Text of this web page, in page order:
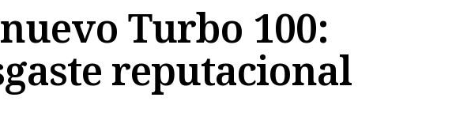
Turbo 100:
reputacional